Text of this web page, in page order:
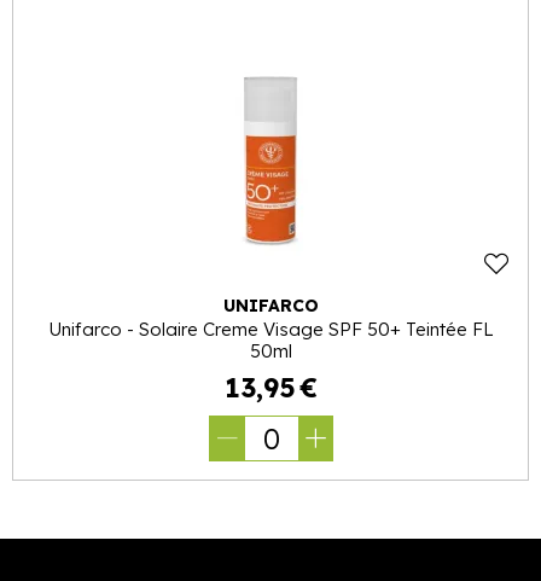
UNIFARCO
Unifarco - Solaire Creme Visage SPF 50+ Teintée FL
50ml
13,95€
0